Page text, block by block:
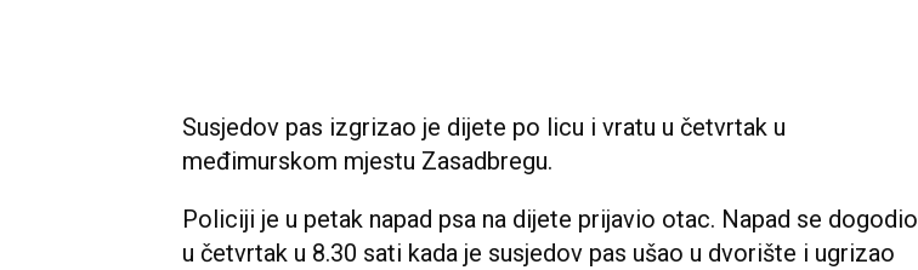
Susjedov pas izgrizao je dijete po licu i vratu u četvrtak u
međimurskom mjestu Zasadbregu.
Policiji je u petak napad psa na dijete prijavio otac. Napad se dogodio
u četvrtak u 8.30 sati kada je susjedov pas ušao u dvorište i ugrizao